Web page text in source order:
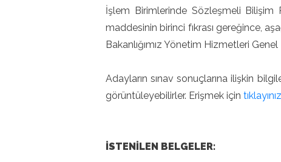
İşlem Birimlerinde Sözleşmeli Bilişim
maddesinin birinci fıkrası gereğince,
Bakanlığımız Yönetim Hizmetleri
Adayların sınav sonuçlarına ilişkin
görüntüleyebilirler. Erişmek için tıklayınız
İSTENİLEN BELGELER: